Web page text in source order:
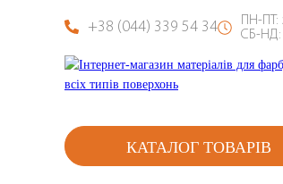
+38 (044) 339 54 34
ПН-
СБ-НД:
КАТАЛОГ ТОВАРІВ